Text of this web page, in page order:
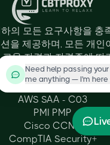
의 모든 요구사항을 충
을 제공하며, 모든 개인
교육 자격과 자격증에 따
춤화된 제안을 제공합니
Certifications
AWS SAA - C03
PMI PMP
Cisco CCNA
CompTIA Security+
Need help passing
me anything — I'm here